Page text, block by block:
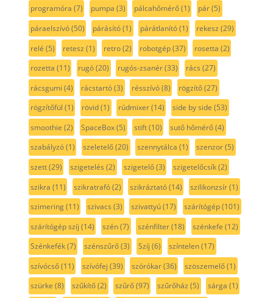
programóra (7) pumpa (3) pálcahőmérő(1) pár(5)
páraelszívó(50) párásító(1) párátlanító(1) rekesz (29)
relé (5) retesz (1) retro(2) robotgép(37) rosetta (2)
rozetta (11) rugó(20) rugós-zsanér(33) rács (27)
rácsgumi (4) rácstartó(3) résszívó(8) rögzítő(27)
rögzítőfül (1) rövid(1) rúdmixer(14) side by side (53)
smoothie (2) SpaceBox(5) stift(10) sutő hőmérő(4)
szabályzó(1) szeletelő(20) szennytálca (1) szenzor(5)
szett(29) szigetelés (2) szigetelő(3) szigetelőcsík(2)
szikra (11) szikratrafó(2) szikráztató(14) szilikonzsír(1)
szimering(11) szivacs (3) szivattyú(17) szárítógép(101)
szárítógép szíj (14) szén(7) szénfilter(18) szénkefe (12)
Szénkefék(7) szénszűrő(3) Szíj (6) színtelen(17)
szívócső(11) szívófej (39) szórókar(36) szöszemelő(1)
szürke (8) szűkítő(2) szűrő(97) szűrőház (5) sárga (1)